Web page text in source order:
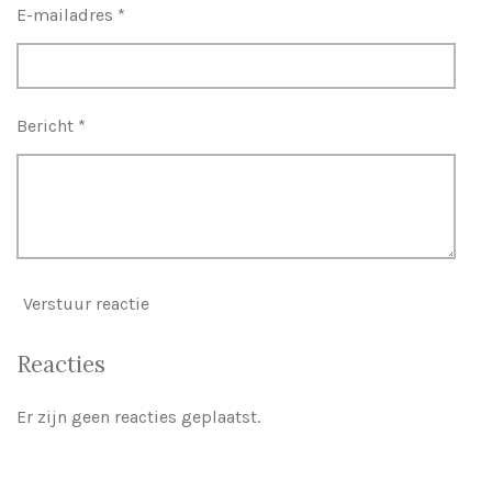
E-mailadres *
Bericht *
Verstuur reactie
Reacties
Er zijn geen reacties geplaatst.